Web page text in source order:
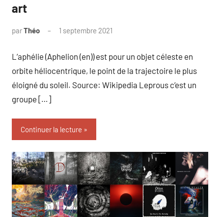
art
parThéo 1 septembre 2021
L’aphélie (Aphelion (en)) est pour un objet céleste en
orbite héliocentrique, le point de la trajectoire le plus
éloigné du soleil. Source: Wikipedia Leprous c’est un
groupe […]
Continuer la lecture